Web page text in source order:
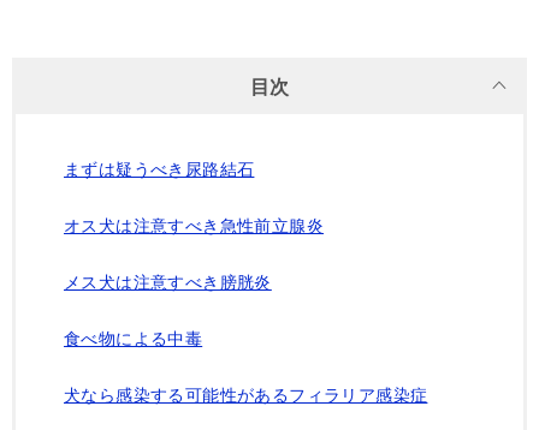
目次
まずは疑うべき尿路結石
オス犬は注意すべき急性前立腺炎
メス犬は注意すべき膀胱炎
食べ物による中毒
犬なら感染する可能性があるフィラリア感染症